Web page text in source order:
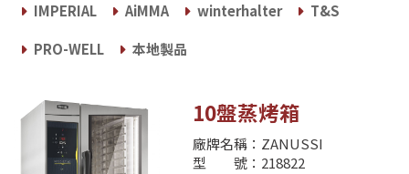
IMPERIAL
AiMMA winterhalter
T&S
PRO-WELL
本地製品
10盤蒸烤箱
廠牌名稱：ZANUSSI
型 號：218822